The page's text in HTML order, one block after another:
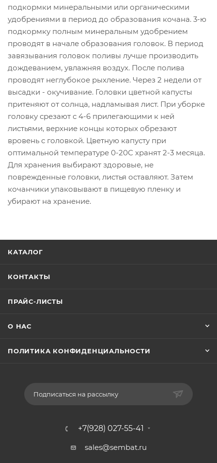
подкормки минеральными или органическими
удобрениями в период до образования кочана. 3-ю
подкормку полным минеральным удобрением
проводят в начале образования головок. В период
завязывания головок поливы лучше производить
дождеванием, увлажняя воздух. После полива
проводят неглубокое рыхление. Через 2 недели от
высадки - окучивание. Головки цветной капусты
притеняют от солнца, надламывая лист. При уборке
головку срезают с 4-6 прилегающими к ней
листьями, верхние концы которых обрезают
вровень с головкой. Цветную капусту при
оптимальной температуре 0-20С хранят 2-3 месяца.
Для хранения выбирают здоровые, не
поврежденные головки, листья оставляют. Затем
кочанчики упаковывают в пищевую пленку и
убирают на хранение.
КАТАЛОГ
КОНТАКТЫ
ПРАЙС-ЛИСТЫ
О НАС
ПОЛИТИКА КОНФИДЕНЦИАЛЬНОСТИ
Подписаться на рассылку
+7(928) 027-55-41
sales@sembat.ru